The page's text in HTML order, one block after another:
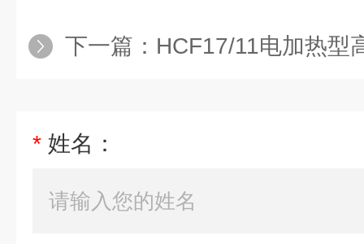
下一篇： HCF17/11电加热型
* 姓名：